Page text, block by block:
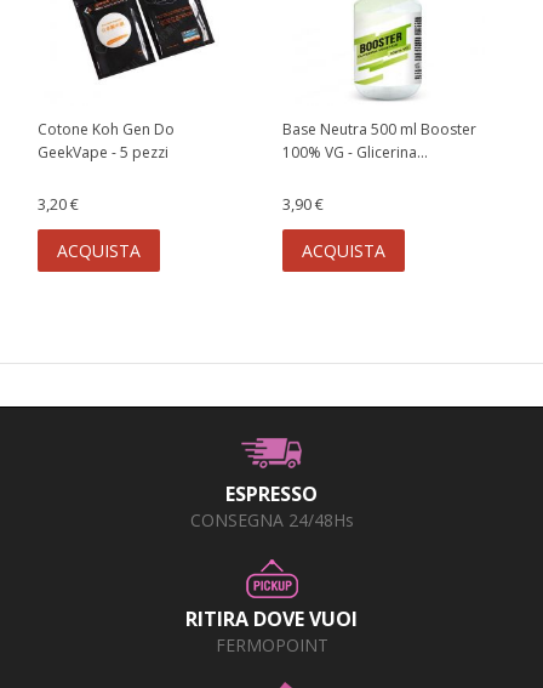
Cotone Koh Gen Do
GeekVape - 5 pezzi
3,20 €
ACQUISTA
Base Neutra 500 ml Booster
100% VG - Glicerina...
3,90 €
ACQUISTA
ESPRESSO
CONSEGNA 24/48Hs
RITIRA DOVE VUOI
FERMOPOINT